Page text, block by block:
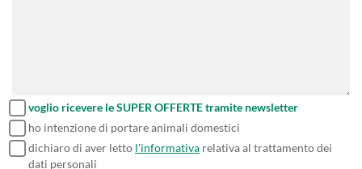
voglio ricevere le SUPER OFFERTE tramite newsletter
ho intenzione di portare animali domestici
dichiaro di aver letto l'informativa relativa al trattamento dei
dati personali